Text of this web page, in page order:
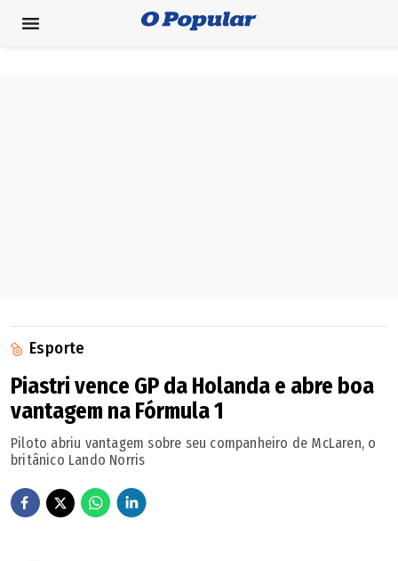
Esporte
Piastri vence GP da Holanda e abre boa
vantagem na Fórmula 1
Piloto abriu vantagem sobre seu companheiro de McLaren, o
britânico Lando Norris